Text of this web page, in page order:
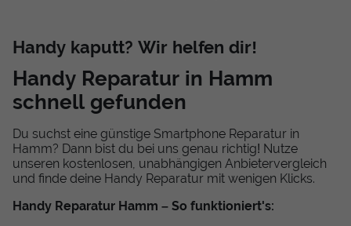
Handy kaputt? Wir helfen dir!
Handy Reparatur in Hamm
schnell gefunden
Du suchst eine günstige Smartphone Reparatur in
Hamm? Dann bist du bei uns genau richtig! Nutze
unseren kostenlosen, unabhängigen Anbietervergleich
und finde deine Handy Reparatur mit wenigen Klicks.
Handy Reparatur Hamm – So funktioniert's: